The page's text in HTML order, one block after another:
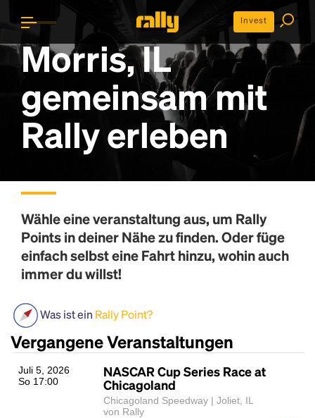
Invest
Morris, IL
gemeinsam mit
Rally erleben
Wähle eine veranstaltung aus, um Rally
Pointsin deiner Nähe zu finden. Oder füge
einfach selbst eine Fahrt hinzu, wohin auch
immer du willst!
Was ist ein Rally Point?
Vergangene Veranstaltungen
Juli 5, 2026
So 17:00
NASCAR Cup Series Race at
Chicagoland
Chicagoland Speedway | Joliet, IL
von Rally